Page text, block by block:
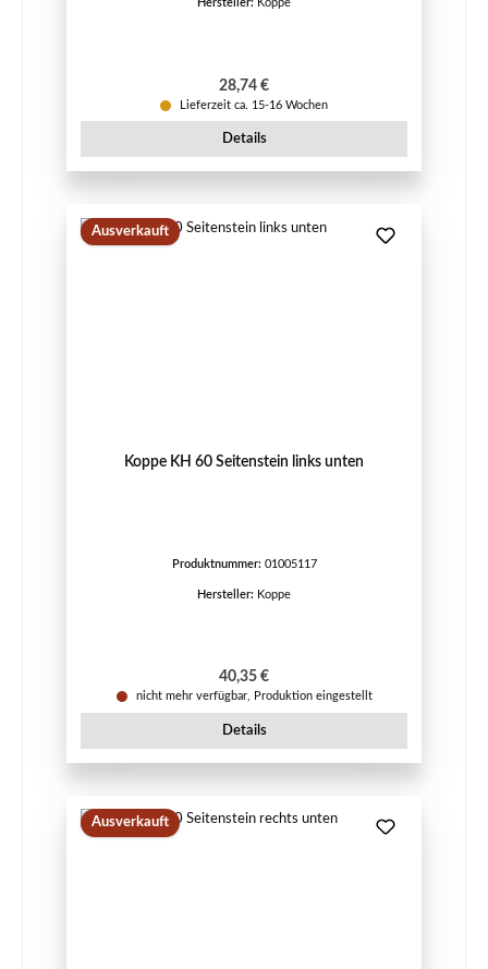
Hersteller: Koppe
Regulärer Preis:
28,74 €
Lieferzeit ca. 15-16 Wochen
Details
Ausverkauft
Koppe KH 60 Seitenstein links unten
Produktnummer: 01005117
Hersteller: Koppe
Regulärer Preis:
40,35 €
nicht mehr verfügbar, Produktion eingestellt
Details
Ausverkauft